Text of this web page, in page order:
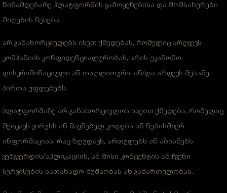
წინამდებარე პლატფორმის გამოყენებისა და მომსახურები
მიღების წესებს.
არ განახორციელებს ისეთ ქმედებას, რომელიც არღვევს
კომპანიის კონფიდენციალურობას, არის უკანონო,
დისკრიმინაციული ან თაღლითური, ან/და არღევს მესამე
პირთა უფლებებს.
პლატფორმაზე არ განახორციელოს ისეთი ქმედება, რომელიც
შეიცავს ვირუსს ან მავნებელ კოდებს ან ნებისმიერ
ინფორმაციას, რაც ზღუდავს, ართულებს ან აზიანებს
ვებგვერდის/აპლიკაციის, ან მისი კონტენტის ან ჩვენი
სერვისების სათანადო მუშაობას ან გამართულობას.